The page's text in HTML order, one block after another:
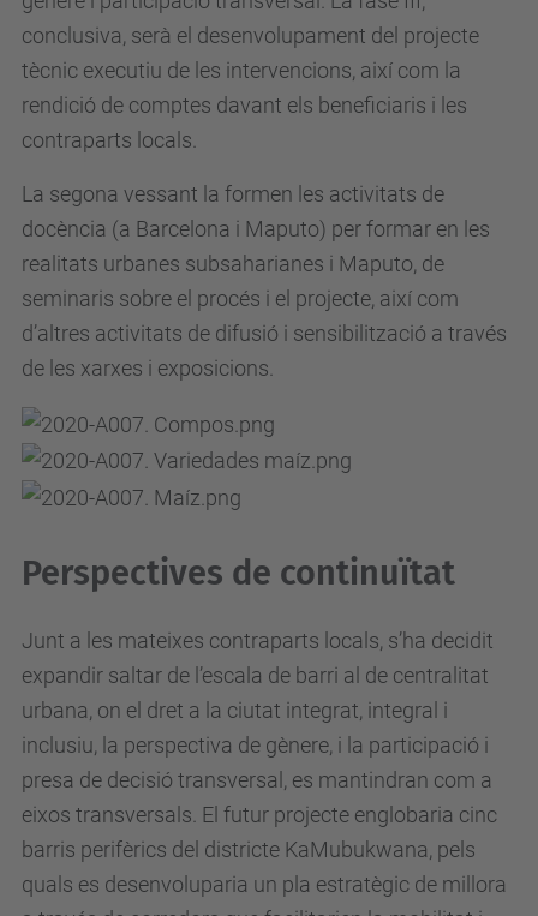
conclusiva, serà el desenvolupament del projecte
tècnic executiu de les intervencions, així com la
rendició de comptes davant els beneficiaris i les
contraparts locals.
La segona vessant la formen les activitats de
docència (a Barcelona i Maputo) per formar en les
realitats urbanes subsaharianes i Maputo, de
seminaris sobre el procés i el projecte, així com
d’altres activitats de difusió i sensibilització a través
de les xarxes i exposicions.
Perspectives de continuïtat
Junt a les mateixes contraparts locals, s’ha decidit
expandir saltar de l’escala de barri al de centralitat
urbana, on el dret a la ciutat integrat, integral i
inclusiu, la perspectiva de gènere, i la participació i
presa de decisió transversal, es mantindran com a
eixos transversals. El futur projecte englobaria cinc
barris perifèrics del districte KaMubukwana, pels
quals es desenvoluparia un pla estratègic de millora